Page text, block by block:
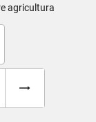
agricultura